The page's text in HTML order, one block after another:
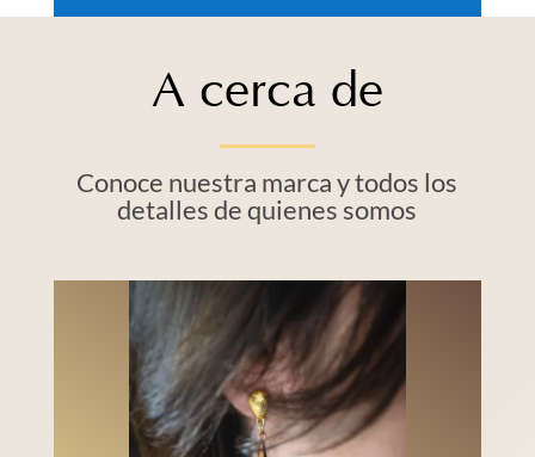
A cerca de
Conoce nuestra marca y todos los
detalles de quienes somos